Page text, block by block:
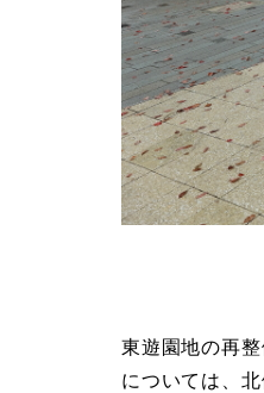
東遊園地の再
については、